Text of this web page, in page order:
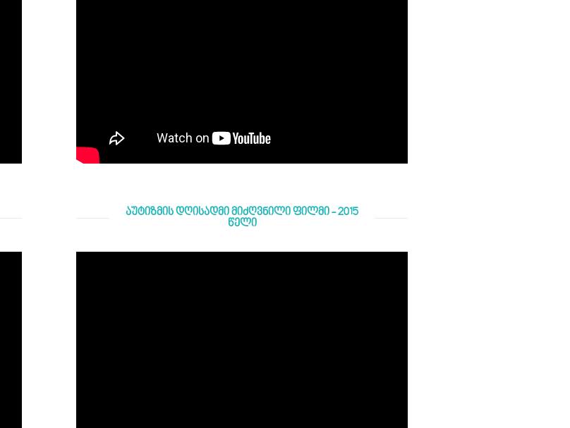
აუტიზმის დღისადმი მიძღვნილი ფილმი - 2015
წელი